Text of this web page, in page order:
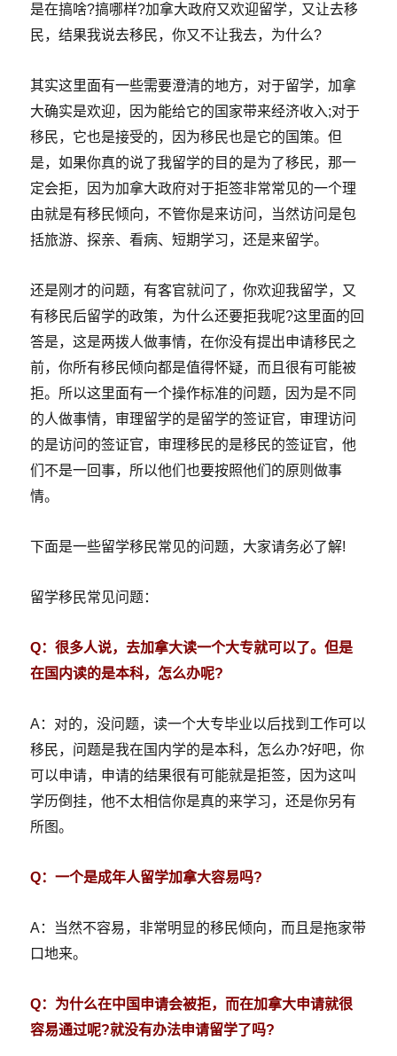
是在搞啥?搞哪样?加拿大政府又欢迎留学，又让去移
民，结果我说去移民，你又不让我去，为什么?
其实这里面有一些需要澄清的地方，对于留学，加拿
大确实是欢迎，因为能给它的国家带来经济收入;对于
移民，它也是接受的，因为移民也是它的国策。但
是，如果你真的说了我留学的目的是为了移民，那一
定会拒，因为加拿大政府对于拒签非常常见的一个理
由就是有移民倾向，不管你是来访问，当然访问是包
括旅游、探亲、看病、短期学习，还是来留学。
还是刚才的问题，有客官就问了，你欢迎我留学，又
有移民后留学的政策，为什么还要拒我呢?这里面的回
答是，这是两拨人做事情，在你没有提出申请移民之
前，你所有移民倾向都是值得怀疑，而且很有可能被
拒。所以这里面有一个操作标准的问题，因为是不同
的人做事情，审理留学的是留学的签证官，审理访问
的是访问的签证官，审理移民的是移民的签证官，他
们不是一回事，所以他们也要按照他们的原则做事
情。
下面是一些留学移民常见的问题，大家请务必了解!
留学移民常见问题：
Q：很多人说，去加拿大读一个大专就可以了。但是
在国内读的是本科，怎么办呢?
A：对的，没问题，读一个大专毕业以后找到工作可以
移民，问题是我在国内学的是本科，怎么办?好吧，你
可以申请，申请的结果很有可能就是拒签，因为这叫
学历倒挂，他不太相信你是真的来学习，还是你另有
所图。
Q：一个是成年人留学加拿大容易吗?
A：当然不容易，非常明显的移民倾向，而且是拖家带
口地来。
Q：为什么在中国申请会被拒，而在加拿大申请就很
容易通过呢?就没有办法申请留学了吗?